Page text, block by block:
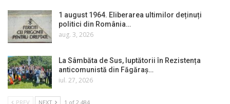
1 august 1964. Eliberarea ultimilor deținuți
politici din România…
aug. 3, 2026
La Sâmbăta de Sus, luptătorii în Rezistența
anticomunistă din Făgăraș…
iul. 27, 2026
PREV NEXT 1 of 2.484